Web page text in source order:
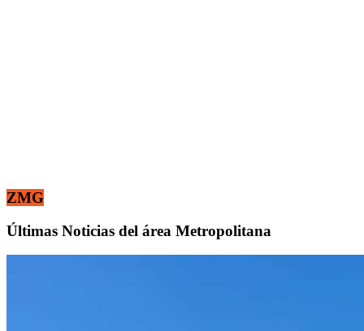
ZMG
Últimas Noticias del área Metropolitana